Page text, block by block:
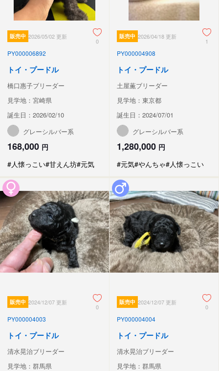
販売中 2026/05/02 更新
0
PY000006892
トイ・プードル
橋口惠子ブリーダー
見学地：宮崎県
誕生日：2026/02/10
グレーシルバー系
168,000 円
#人懐っこい#甘えん坊#元気
販売中 2026/04/18 更新
1
PY000004908
トイ・プードル
土屋薫ブリーダー
見学地：東京都
誕生日：2024/07/01
グレーシルバー系
1,280,000 円
#元気#やんちゃ#人懐っこい
販売中 2024/12/07 更新
0
PY000004003
トイ・プードル
清水晃治ブリーダー
見学地：群馬県
販売中 2024/12/07 更新
0
PY000004004
トイ・プードル
清水晃治ブリーダー
見学地：群馬県